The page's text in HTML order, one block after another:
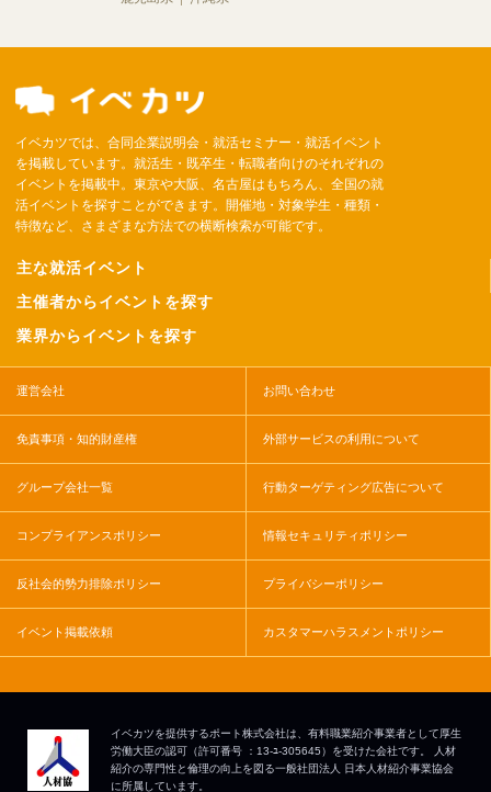
イベカツでは、合同企業説明会・就活セミナー・就活イベント
を掲載しています。就活生・既卒生・転職者向けのそれぞれの
イベントを掲載中。東京や大阪、名古屋はもちろん、全国の就
活イベントを探すことができます。開催地・対象学生・種類・
特徴など、さまざまな方法での横断検索が可能です。
主な就活イベント
主催者からイベントを探す
業界からイベントを探す
運営会社 お問い合わせ
免責事項・知的財産権 外部サービスの利用について
グループ会社一覧 行動ターゲティング広告について
コンプライアンスポリシー 情報セキュリティポリシー
反社会的勢力排除ポリシー プライバシーポリシー
イベント掲載依頼 カスタマーハラスメントポリシー